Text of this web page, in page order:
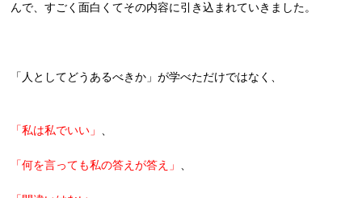
んで、すごく面白くてその内容に引き込まれていきました。
「人としてどうあるべきか」が学べただけではなく、
「私は私でいい」
「何を言っても私の答えが答え」